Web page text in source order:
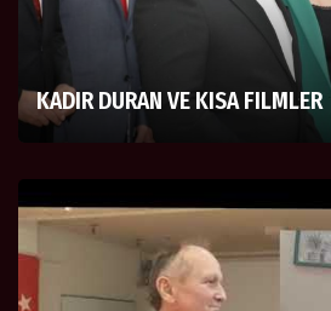
KADIR DURAN VE KISA FILMLER